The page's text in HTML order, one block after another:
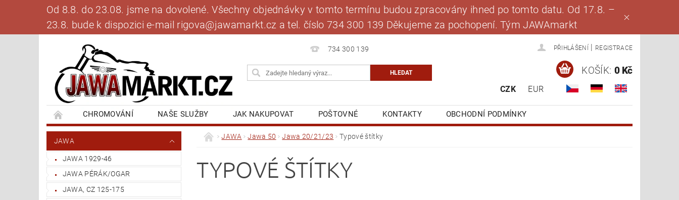
Od 8.8. do 23.08. jsme na dovolené. Všechny objednávky v tomto termínu budou zpracovány ihned po tomto datu. Od 17.8. –
23.8. bude k dispozici e-mail rigova@jawamarkt.cz a tel. číslo 734 300 139 Děkujeme za pochopení. Tým JAWAmarkt
734 300 139 PŘIHLÁŠENÍ REGISTRACE
CZK EUR
KOŠÍK: 0 Kč
CHROMOVÁNÍ NAŠE SLUŽBY JAK NAKUPOVAT POŠTOVNÉ KONTAKTY
OBCHODNÍ PODMÍNKY
BANKOVNÍ SPOJENÍ
NAPIŠTE NÁM BLOG MOJE OBJEDNÁVKA
JAWA
JAWA 1929-46
JAWA PÉRÁK/OGAR
JAWA, CZ 125-175
JAWA Jawa 50 Jawa 20/21/23 Typové štítky
TYPOVÉ ŠTÍTKY